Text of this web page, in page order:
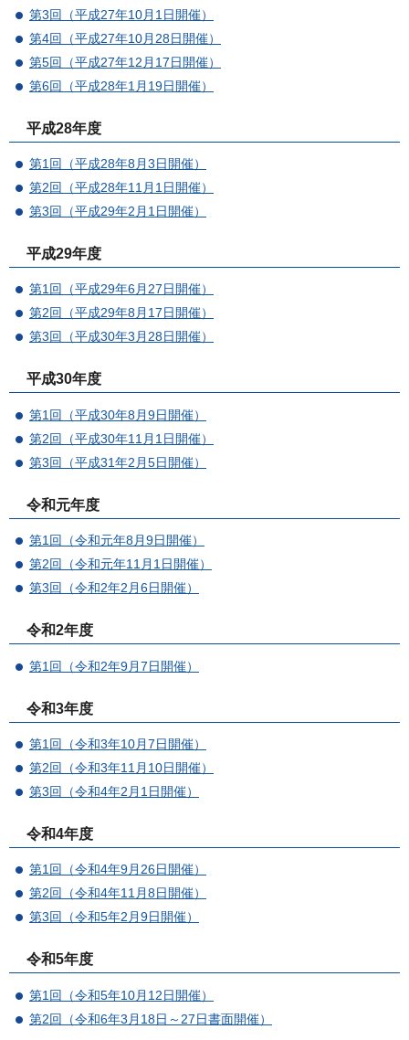
第3回（平成27年10月1日開催）
第4回（平成27年10月28日開催）
第5回（平成27年12月17日開催）
第6回（平成28年1月19日開催）
平成28年度
第1回（平成28年8月3日開催）
第2回（平成28年11月1日開催）
第3回（平成29年2月1日開催）
平成29年度
第1回（平成29年6月27日開催）
第2回（平成29年8月17日開催）
第3回（平成30年3月28日開催）
平成30年度
第1回（平成30年8月9日開催）
第2回（平成30年11月1日開催）
第3回（平成31年2月5日開催）
令和元年度
第1回（令和元年8月9日開催）
第2回（令和元年11月1日開催）
第3回（令和2年2月6日開催）
令和2年度
第1回（令和2年9月7日開催）
令和3年度
第1回（令和3年10月7日開催）
第2回（令和3年11月10日開催）
第3回（令和4年2月1日開催）
令和4年度
第1回（令和4年9月26日開催）
第2回（令和4年11月8日開催）
第3回（令和5年2月9日開催）
令和5年度
第1回（令和5年10月12日開催）
第2回（令和6年3月18日～27日書面開催）